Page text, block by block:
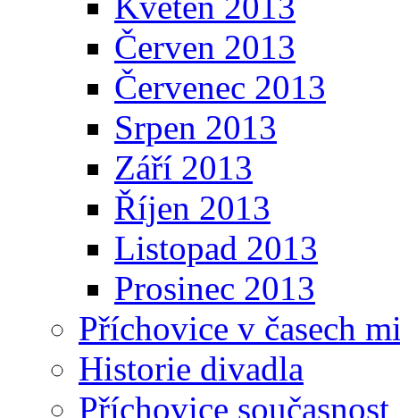
Červen 2013
Červenec 2013
Srpen 2013
Září 2013
Říjen 2013
Listopad 2013
Prosinec 2013
Příchovice v časech
Historie divadla
Příchovice současnost